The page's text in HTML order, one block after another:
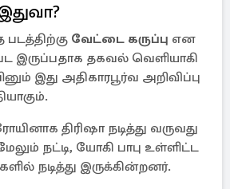
வேட்டை கருப்பு என
இருப்பதாக தகவல் வெளியாகி
இது அதிகாரபூர்வ அறிவிப்பு
திரிஷா நடித்து வருவது
நட்டி, யோகி பாபு உள்ளிட்ட
நடித்து இருக்கின்றனர்.